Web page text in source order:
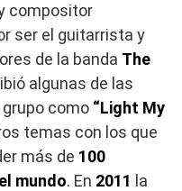
compositor
ser el guitarrista y
de la banda The
algunas de las
como “Light My
temas con los que
más de 100
mundo. En 2011 la